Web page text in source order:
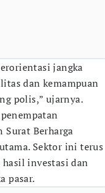
jangka
dan kemampuan
polis,” ujarnya.
Berharga
Sektor ini terus
investasi dan
pasar.